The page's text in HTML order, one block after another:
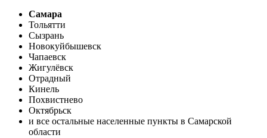
Самара
Тольятти
Сызрань
Новокуйбышевск
Чапаевск
Жигулёвск
Отрадный
Кинель
Похвистнево
Октябрьск
и все остальные населенные пункты в Самарской
области